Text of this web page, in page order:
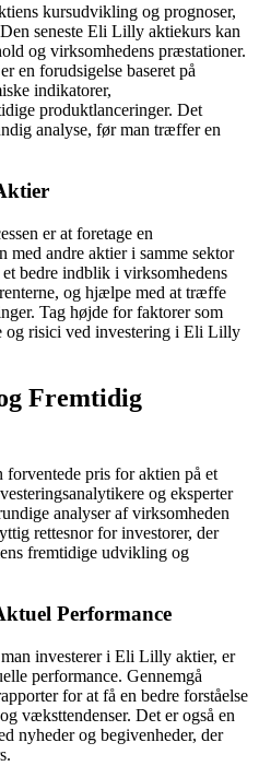
kursudvikling og prognoser,
seneste Eli Lilly aktiekurs kan
og virksomhedens præstationer.
en forudsigelse baseret på
indikatorer,
produktlanceringer. Det
analyse, før man træffer en
er at foretage en
andre aktier i samme sektor
bedre indblik i virksomhedens
og hjælpe med at træffe
Tag højde for faktorer som
og risici ved investering i Eli Lilly
Fremtidig
pris for aktien på et
og eksperter
analyser af virksomheden
rettesnor for investorer, der
fremtidige udvikling og
Performance
investerer i Eli Lilly aktier, er
performance. Gennemgå
for at få en bedre forståelse
væksttendenser. Det er også en
nyheder og begivenheder, der